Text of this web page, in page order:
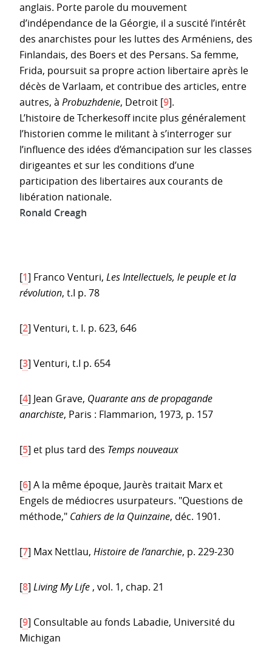
anglais. Porte parole du mouvement
d’indépendance de la Géorgie, il a suscité l’intérêt
des anarchistes pour les luttes des Arméniens, des
Finlandais, des Boers et des Persans. Sa femme,
Frida, poursuit sa propre action libertaire après le
décès de Varlaam, et contribue des articles, entre
autres, à Probuzhdenie, Detroit [9].
L’histoire de Tcherkesoff incite plus généralement
l’historien comme le militant à s’interroger sur
l’influence des idées d’émancipation sur les classes
dirigeantes et sur les conditions d’une
participation des libertaires aux courants de
libération nationale.
Ronald Creagh
[1] Franco Venturi, Les Intellectuels, le peuple et la
révolution, t.I p. 78
[2] Venturi, t. I. p. 623, 646
[3] Venturi, t.I p. 654
[4] Jean Grave, Quarante ans de propagande
anarchiste, Paris : Flammarion, 1973, p. 157
[5] et plus tard des Temps nouveaux
[6] A la même époque, Jaurès traitait Marx et
Engels de médiocres usurpateurs. "Questions de
méthode," Cahiers de la Quinzaine, déc. 1901.
[7] Max Nettlau, Histoire de l’anarchie, p. 229-230
[8] Living My Life, vol. 1, chap. 21
[9] Consultable au fonds Labadie, Université du
Michigan